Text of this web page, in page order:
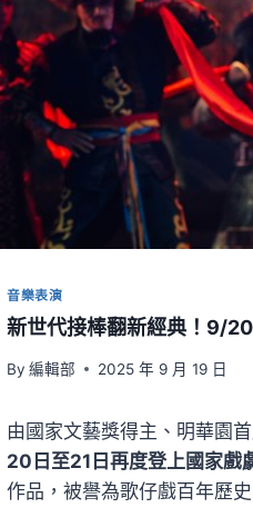
音樂表演
新世代接棒翻新經典！9/
By 編輯部 2025 年 9 月 19 日
由國家文藝獎得主、明華園
20日至21日再度登上國家戲
作品，被譽為歌仔戲百年歷